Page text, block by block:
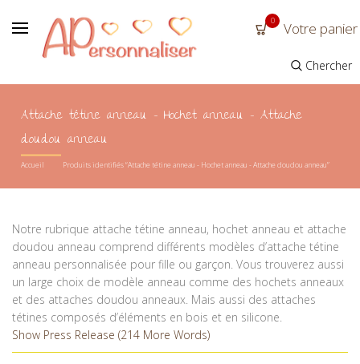
0 Votre panier
Chercher
Attache tétine anneau - Hochet anneau - Attache
doudou anneau
Accueil Produits identifiés “Attache tétine anneau - Hochet anneau - Attache doudou anneau”
Notre rubrique attache tétine anneau, hochet anneau et attache
doudou anneau comprend différents modèles d’attache tétine
anneau personnalisée pour fille ou garçon. Vous trouverez aussi
un large choix de modèle anneau comme des hochets anneaux
et des attaches doudou anneaux. Mais aussi des attaches
tétines composés d’éléments en bois et en silicone.
Show Press Release (214 More Words)